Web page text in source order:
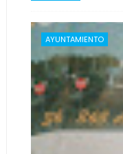
AYUNTAMIENTO